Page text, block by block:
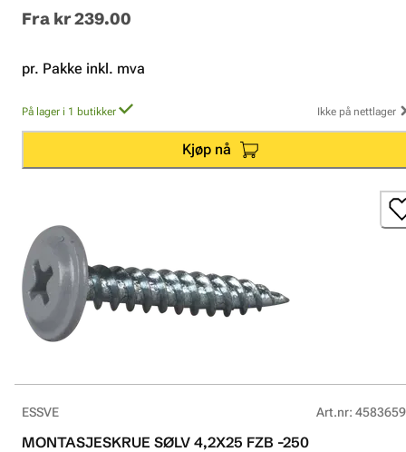
Fra kr 239.00
pr. Pakke inkl. mva
På lager i 1 butikker Ikke på nettlager
Kjøp nå
ESSVE Art.nr:
MONTASJESKRUE SØLV 4,2X25 FZB -250